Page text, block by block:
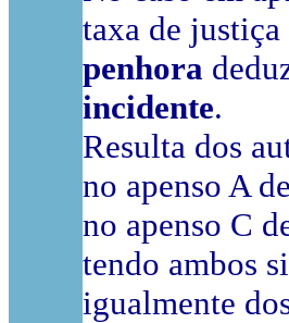
taxa de
penhora
incidente.
Resulta dos
no apenso A
no apenso C
tendo ambos
igualmente